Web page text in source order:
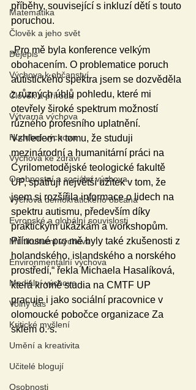
Matematika
Člověk a jeho svět
Dějepis
Výchova k občanství
Člověk a příroda
Výtvarná výchova
Hudební výchova
Výchova ke zdraví
Osobnostní a sociální výchova
Výchova demokratického občana
Evropské a globální souvislosti
Multikulturní výchova
Environmentální výchova
Mediální výchova
Volný čas
Kritické myšlení
Umění a kreativita
Učitelé blogují
Osobnosti
příběhy, související s inkluzí dětí s touto
poruchou.
„Pro mě byla konference velkým
obohacením. O problematice poruch
autistického spektra jsem se dozvěděla
z různých úhlů pohledu, které mi
otevřely široké spektrum možností
různého profesního uplatnění.
Vzhledem k tomu, že studuji
mezinárodní a humanitární práci na
Cyrilometodějské teologické fakultě
UP, spatřuji největší užitek v tom, že
jsem si rozšířila informace o lidech na
spektru autismu, především díky
praktickým ukázkám a workshopům.
Přínosné pro mě byly také zkušenosti z
holandského, islandského a norského
prostředí,“ řekla Michaela Hasalíková,
která kromě studia na CMTF UP
pracuje i jako sociální pracovnice v
olomoucké pobočce organizace Za
sklem o. s.